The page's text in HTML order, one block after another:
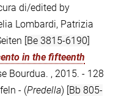
di/edited by
Lombardi, Patrizia
[Be 3815-6190]
in the fifteenth
Bourdua. , 2015. - 128
- (Predella) [Bb 805-